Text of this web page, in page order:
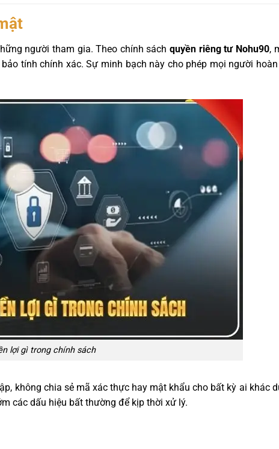
người tham gia. Theo chính sáchquyền riêng tư Nohu90,
tính chính xác. Sự minh bạch này cho phép mọi người
lợi gì trong chính sách
không chia sẻ mã xác thực hay mật khẩu cho bất kỳ ai khác
các dấu hiệu bất thường để kịp thời xử lý.